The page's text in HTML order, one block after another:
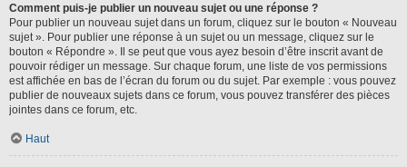
Comment puis-je publier un nouveau sujet ou une réponse ?
Pour publier un nouveau sujet dans un forum, cliquez sur le bouton « Nouveau
sujet ». Pour publier une réponse à un sujet ou un message, cliquez sur le
bouton « Répondre ». Il se peut que vous ayez besoin d’être inscrit avant de
pouvoir rédiger un message. Sur chaque forum, une liste de vos permissions
est affichée en bas de l’écran du forum ou du sujet. Par exemple : vous pouvez
publier de nouveaux sujets dans ce forum, vous pouvez transférer des pièces
jointes dans ce forum, etc.
Haut